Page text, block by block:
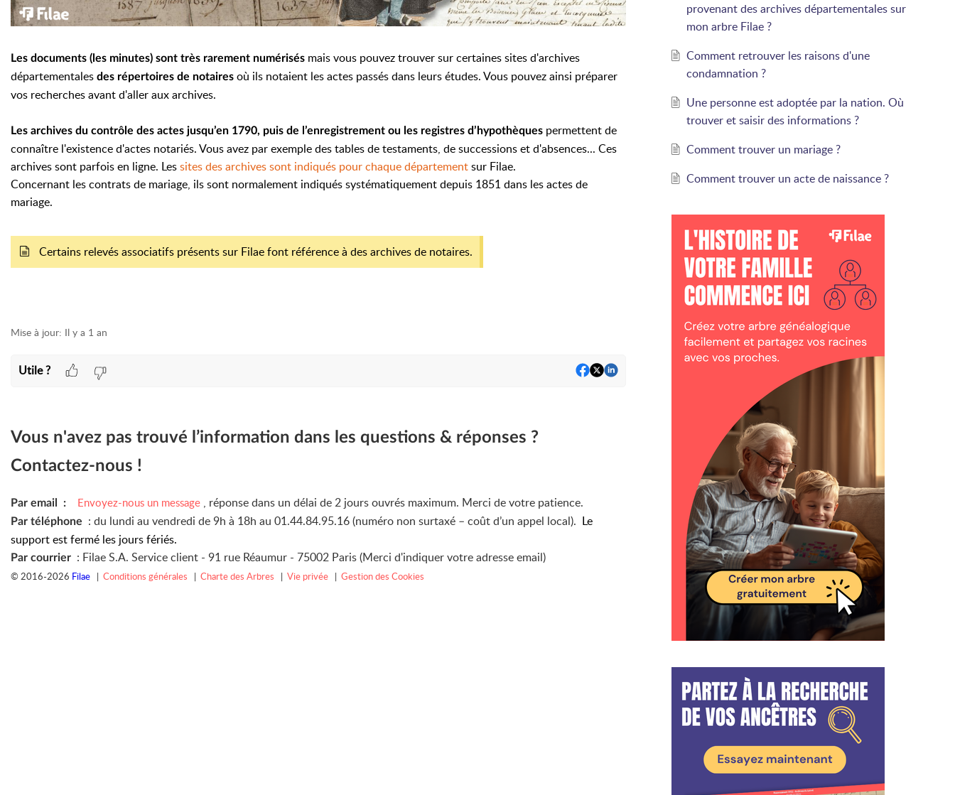
Les documents (les minutes) sont très rarement numérisés mais vous pouvez trouver sur certaines sites d'archives
départementales des répertoires de notaires où ils notaient les actes passés dans leurs études. Vous pouvez ainsi préparer
vos recherches avant d'aller aux archives.
Les archives du contrôle des actes jusqu’en 1790, puis de l’enregistrement ou les registres d’hypothèques permettent de
connaître l'existence d'actes notariés. Vous avez par exemple des tables de testaments, de successions et d'absences... Ces
archives sont parfois en ligne. Lessites des archives sont indiqués pour chaque départementsur Filae.
Concernant les contrats de mariage, ils sont normalement indiqués systématiquement depuis 1851 dans les actes de
mariage.
Certains relevés associatifs présents sur Filae font référence à des archives de notaires.
Mise à jour: Il y a 1 an
Utile ?
Vous n'avez pas trouvé l’information dans les questions & réponses ?
Contactez-nous !
Par email : Envoyez-nous un message , réponse dans un délai de 2 jours ouvrés maximum. Merci de votre patience.
Par téléphone : du lundi au vendredi de 9h à 18h au 01.44.84.95.16 (numéro non surtaxé – coût d’un appel local). Le
support est fermé les jours fériés.
Par courrier : Filae S.A. Service client - 91 rue Réaumur - 75002 Paris (Merci d'indiquer votre adresse email)
© 2016-2026 Filae | Conditions générales | Charte des Arbres | Vie privée | Gestion des Cookies
provenant des archives départementales sur
mon arbre Filae ?
Comment retrouver les raisons d'une
condamnation ?
Une personne est adoptée par la nation. Où
trouver et saisir des informations ?
Comment trouver un mariage ?
Comment trouver un acte de naissance ?